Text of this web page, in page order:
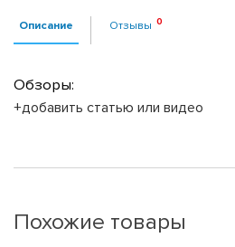
Описание Отзывы
Обзоры:
+добавить статью или видео
Похожие товары